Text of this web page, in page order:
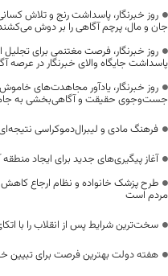
روز خبرنگار، پاسداشت رنج و تلاش
جان و مال، پرچم آگاهی را بر دوش
روز خبرنگار، فرصت مغتنمی برای
پاسداشت جایگاه والای خبرنگار در عرصه
روز خبرنگار، یادآور مجاهدت‌های
جست‌وجوی حقیقت و آگاهی‌بخشی به
فرهنگ مادی و لیبرال‌دموکراسی
آغاز پیگیری‌های جدید برای ایجاد
طرح پزشک خانواده و نظام ارجاع
مردم است
سخت‌ترین شرایط پس از انقلاب را با
هفته دولت بهترین فرصت برای تبیین